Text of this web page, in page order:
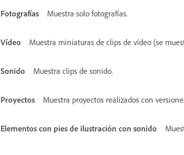
Fotografías Muestra solo fotografías.
Vídeo Muestra miniaturas de clips de vídeo (se
Sonido Muestra clips de sonido.
Proyectos Muestra proyectos realizados con
Elementos con pies de ilustración con sonido